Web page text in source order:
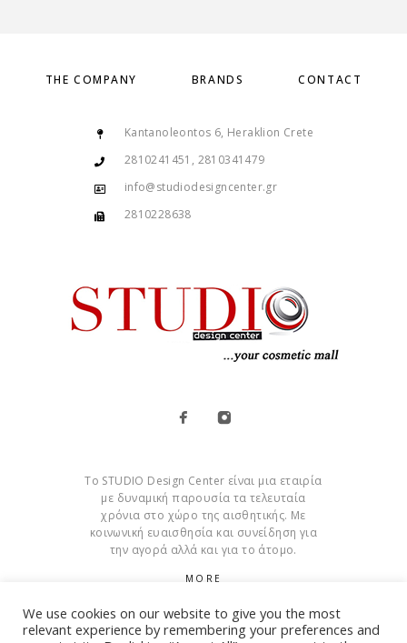
THE COMPANY BRANDS CONTACT
Kantanoleontos 6, Heraklion Crete
2810241451, 2810341479
info@studiodesigncenter.gr
2810228638
Το STUDIO Design Center είναι μια εταιρία
με δυναμική παρουσία τα τελευταία
χρόνια στο χώρο της αισθητικής. Με
κοινωνική ευαισθησία και συνείδηση για
την αγορά αλλά και για το άτομο.
MORE
Cookies
We use cookies on our website to give you the most
relevant experience by remembering your preferences and